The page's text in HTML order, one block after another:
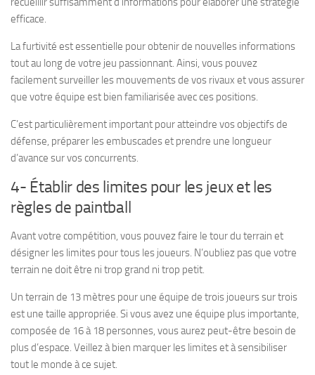
efficace.
La furtivité est essentielle pour obtenir de nouvelles informations
tout au long de votre jeu passionnant. Ainsi, vous pouvez
facilement surveiller les mouvements de vos rivaux et vous assurer
que votre équipe est bien familiarisée avec ces positions.
C’est particulièrement important pour atteindre vos objectifs de
défense, préparer les embuscades et prendre une longueur
d’avance sur vos concurrents.
4- Établir des limites pour les jeux et les
règles de paintball
Avant votre compétition, vous pouvez faire le tour du terrain et
désigner les limites pour tous les joueurs. N’oubliez pas que votre
terrain ne doit être ni trop grand ni trop petit.
Un terrain de 13 mètres pour une équipe de trois joueurs sur trois
est une taille appropriée. Si vous avez une équipe plus importante,
composée de 16 à 18 personnes, vous aurez peut-être besoin de
plus d’espace. Veillez à bien marquer les limites et à sensibiliser
tout le monde à ce sujet.